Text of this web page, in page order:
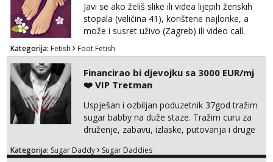
Javi se ako želiš slike ili videa lijepih ženskih
stopala (veličina 41), korištene najlonke, a
može i susret uživo (Zagreb) ili video call.
Mlada sam, lijepa i obrazovana te spremna za
dogovore i ispunjavanje želja. Molim samo
ozbiljni, spremni na dugoročnu suradnju i koji
mogu adekvatno platiti ono što nudim. :)
Također me zanima i findom Javite se sa
svojim željama i ponudama.
Kategorija: Fetish Foot Fetish
Financirao bi djevojku sa 3000 EUR/mj
❤️ VIP Tretman
Uspješan i ozbiljan poduzetnik 37god tražim
sugar babby na duže staze. Tražim curu za
druženje, zabavu, izlaske, putovanja i druge
otvorena, komunikativna, zgodna i atraktivna
Kategorija: Sugar Daddy Sugar Daddies